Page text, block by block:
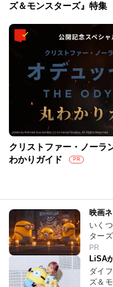
ズ＆モンスターズ』特集
クリストファー・ノーラ
わかりガイド
PR
映画
いく
ター
PR
LiSA
ダイ
ズ＆